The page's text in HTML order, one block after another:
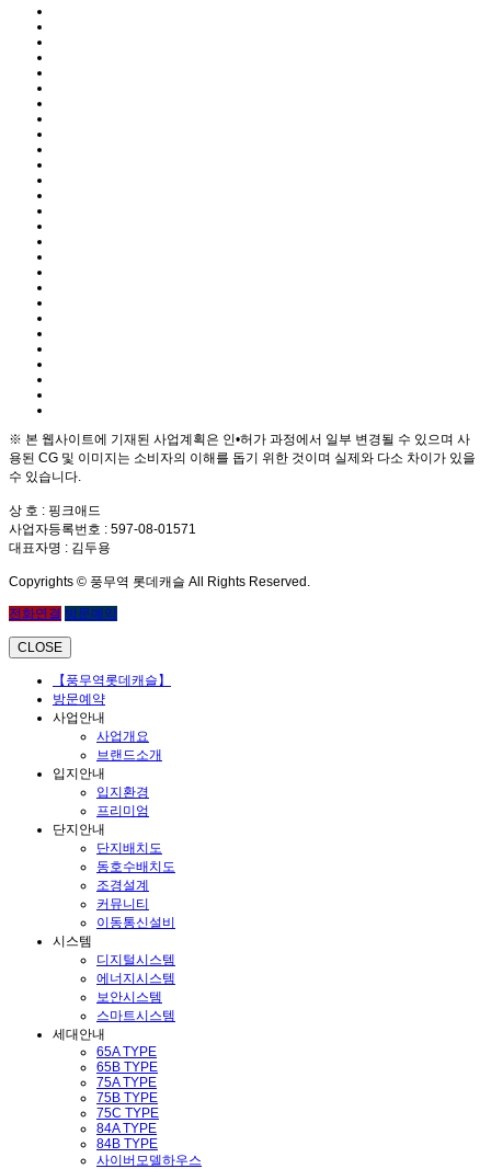
※ 본 웹사이트에 기재된 사업계획은 인•허가 과정에서 일부 변경될 수 있으며 사
용된 CG 및 이미지는 소비자의 이해를 돕기 위한 것이며 실제와 다소 차이가 있을
수 있습니다.
상 호 : 핑크애드
사업자등록번호 : 597-08-01571
대표자명 : 김두용
Copyrights © 풍무역 롯데캐슬 All Rights Reserved.
전화연결 방문예약
CLOSE
【풍무역롯데캐슬】
방문예약
사업안내
사업개요
브랜드소개
입지안내
입지환경
프리미엄
단지안내
단지배치도
동호수배치도
조경설계
커뮤니티
이동통신설비
시스템
디지털시스템
에너지시스템
보안시스템
스마트시스템
세대안내
65A TYPE
65B TYPE
75A TYPE
75B TYPE
75C TYPE
84A TYPE
84B TYPE
사이버모델하우스